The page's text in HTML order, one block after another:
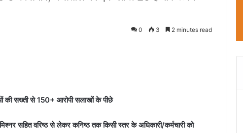
0 3 2 minutes read
की सख्ती से 150+ आरोपी सलाखों के पीछे
सहित वरिष्ठ से लेकर कनिष्ठ तक किसी स्तर के अधिकारी/कर्मचारी को